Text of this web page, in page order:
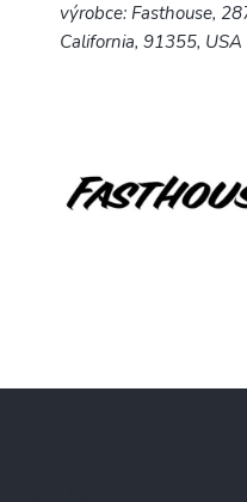
výrobce: Fasthouse,
California, 91355, USA